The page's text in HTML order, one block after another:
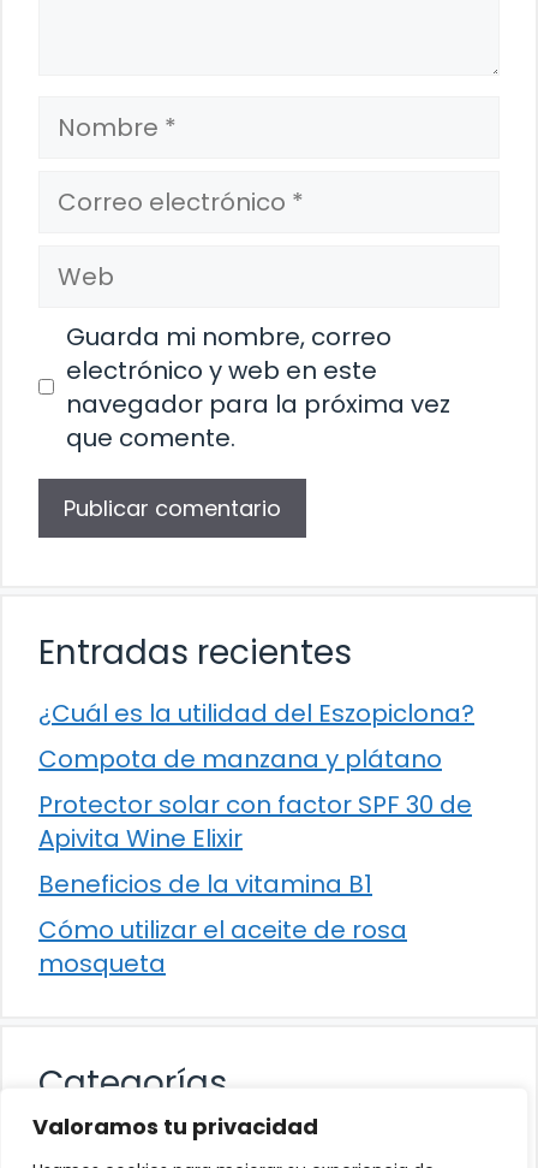
Valoramos tu privacidad
Nombre
Correo
electrónico
Web
Guarda mi nombre, correo
electrónico y web en este
navegador para la próxima vez
que comente.
Entradas recientes
¿Cuál es la utilidad del Eszopiclona?
Compota de manzana y plátano
Protector solar con factor SPF 30 de
Apivita Wine Elixir
Beneficios de la vitamina B1
Cómo utilizar el aceite de rosa
mosqueta
Categorías
Alimentación